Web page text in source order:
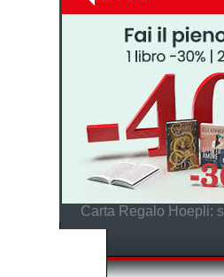
Carta Regalo Hoepli: